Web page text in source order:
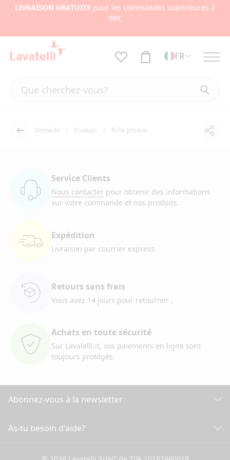
LIVRAISON GRATUITE pour les commandes supérieures à
99€
FR
Dos Domicile Produits fiche produit
Service Clients
Nous contacter pour obtenir des informations
sur votre commande et nos produits.
Expédition
Livraison par courrier express.
Retours sans frais
Vous avez 14 jours pour retourner .
Achats en toute sécurité
Sur Lavalelli.it, vos paiements en ligne sont
toujours protégés.
Abonnez-vous à la newsletter
As-tu besoin d'aide?